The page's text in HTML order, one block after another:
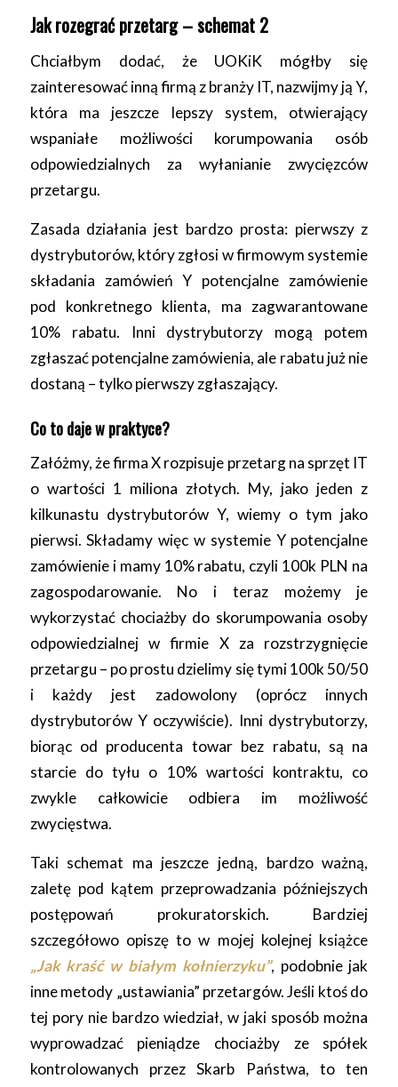
Jak rozegrać przetarg – schemat 2
Chciałbym dodać, że UOKiK mógłby się
zainteresować inną firmą z branży IT, nazwijmy ją Y,
która ma jeszcze lepszy system, otwierający
wspaniałe możliwości korumpowania osób
odpowiedzialnych za wyłanianie zwycięzców
przetargu.
Zasada działania jest bardzo prosta: pierwszy z
dystrybutorów, który zgłosi w firmowym systemie
składania zamówień Y potencjalne zamówienie
pod konkretnego klienta, ma zagwarantowane
10% rabatu. Inni dystrybutorzy mogą potem
zgłaszać potencjalne zamówienia, ale rabatu już nie
dostaną – tylko pierwszy zgłaszający.
Co to daje w praktyce?
Załóżmy, że firma X rozpisuje przetarg na sprzęt IT
o wartości 1 miliona złotych. My, jako jeden z
kilkunastu dystrybutorów Y, wiemy o tym jako
pierwsi. Składamy więc w systemie Y potencjalne
zamówienie i mamy 10% rabatu, czyli 100k PLN na
zagospodarowanie. No i teraz możemy je
wykorzystać chociażby do skorumpowania osoby
odpowiedzialnej w firmie X za rozstrzygnięcie
przetargu – po prostu dzielimy się tymi 100k 50/50
i każdy jest zadowolony (oprócz innych
dystrybutorów Y oczywiście). Inni dystrybutorzy,
biorąc od producenta towar bez rabatu, są na
starcie do tyłu o 10% wartości kontraktu, co
zwykle całkowicie odbiera im możliwość
zwycięstwa.
Taki schemat ma jeszcze jedną, bardzo ważną,
zaletę pod kątem przeprowadzania późniejszych
postępowań prokuratorskich. Bardziej
szczegółowo opiszę to w mojej kolejnej książce
„Jak kraść w białym kołnierzyku”, podobnie jak
inne metody „ustawiania” przetargów. Jeśli ktoś do
tej pory nie bardzo wiedział, w jaki sposób można
wyprowadzać pieniądze chociażby ze spółek
kontrolowanych przez Skarb Państwa, to ten